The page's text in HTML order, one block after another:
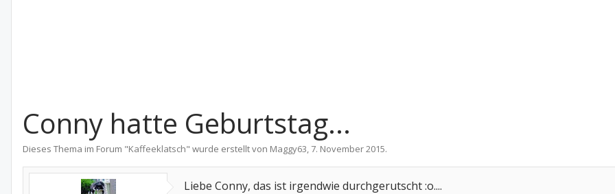
Conny hatte Geburtstag...
Dieses Thema im Forum "Kaffeeklatsch" wurde erstellt von Maggy63, 7. November 2015.
Liebe Conny, das ist irgendwie durchgerutscht :o....